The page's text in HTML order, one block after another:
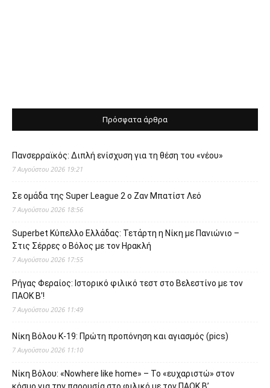
Πρόσφατα άρθρα
Πανσερραϊκός: Διπλή ενίσχυση για τη θέση του «νέου»
7 Αυγούστου 2026 19:21
Σε ομάδα της Super League 2 o Ζαν Μπατίστ Λεό
7 Αυγούστου 2026 18:56
Superbet Κύπελλο Ελλάδας: Τετάρτη η Νίκη με Πανιώνιο –
Στις Σέρρες ο Βόλος με τον Ηρακλή
7 Αυγούστου 2026 17:55
Ρήγας Φεραίος: Ιστορικό φιλικό τεστ στο Βελεστίνο με τον
ΠΑΟΚ Β’!
7 Αυγούστου 2026 11:49
Νίκη Βόλου Κ-19: Πρώτη προπόνηση και αγιασμός (pics)
7 Αυγούστου 2026 11:10
Νίκη Βόλου: «Nowhere like home» – Το «ευχαριστώ» στον